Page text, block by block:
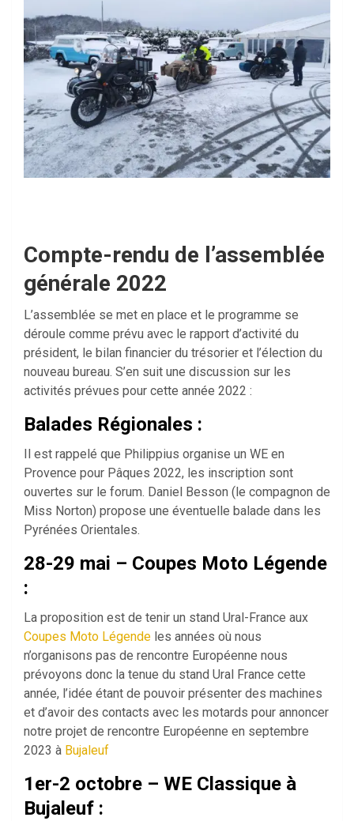
Compte-rendu de l’assemblée
générale 2022
L’assemblée se met en place et le programme se
déroule comme prévu avec le rapport d’activité du
président, le bilan financier du trésorier et l’élection du
nouveau bureau. S’en suit une discussion sur les
activités prévues pour cette année 2022 :
Balades Régionales :
Il est rappelé que Philippius organise un WE en
Provence pour Pâques 2022, les inscription sont
ouvertes sur le forum. Daniel Besson (le compagnon de
Miss Norton) propose une éventuelle balade dans les
Pyrénées Orientales.
28-29 mai – Coupes Moto Légende
:
La proposition est de tenir un stand Ural-France aux
Coupes Moto Légende les années où nous
n’organisons pas de rencontre Européenne nous
prévoyons donc la tenue du stand Ural France cette
année, l’idée étant de pouvoir présenter des machines
et d’avoir des contacts avec les motards pour annoncer
notre projet de rencontre Européenne en septembre
2023 à Bujaleuf
1er-2 octobre – WE Classique à
Bujaleuf :